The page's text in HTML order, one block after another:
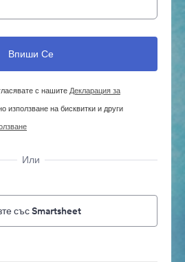
с нашитеДекларация за
използване на бисквитки и други
Или
със Smartsheet